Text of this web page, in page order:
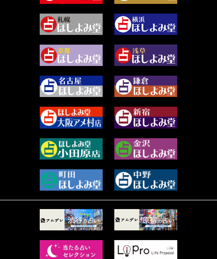
藻那ムール (2)
白丸モカ (180)
水浅葱 旬時 (150)
阿佐霧 峰麿 (37)
源 彩乃 (65)
美月マーシャ (212)
芽百マミム (739)
真巳華 - Mamika - (268)
プラタ 真寿 (165)
紅月Luru (4)
ルーカス伽豆海 (1111)
木杉泉風 (116)
桐野有民 (31)
2024年3月 (49)
2024年2月 (40)
2024年1月 (63)
2023年12月 (86)
2023年11月 (67)
2023年10月 (36)
2023年9月 (37)
2023年8月 (46)
2023年7月 (59)
2023年6月 (73)
2023年5月 (67)
2023年4月 (73)
2023年2月 (99)
2022年12月 (72)
2022年11月 (72)